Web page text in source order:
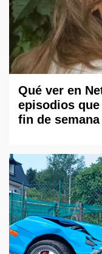
Qué ver en
episodios
fin de semana